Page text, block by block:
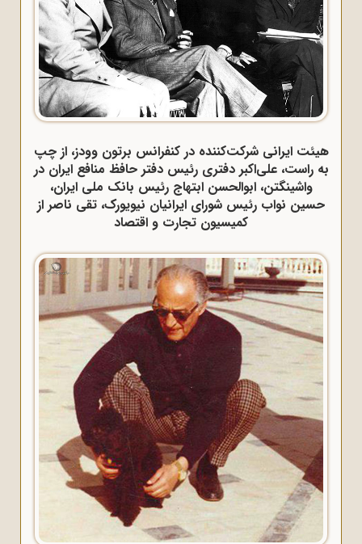
هیئت ایرانی شرکت‌کننده در کنفرانس برتون وودز، از چپ
به راست، علی‌اکبر دفتری رئیس دفتر حافظ منافع ایران در
واشینگتن، ابوالحسن ابتهاج رئیس بانک ملی ایران،
حسین نواب رئیس شورای ایرانیان نیویورک، تقی ناصر از
کمیسیون تجارت و اقتصاد